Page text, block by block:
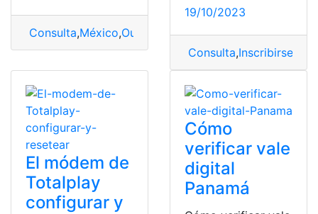
Consulta,México,Oui Oui móvil
19/10/2023
Consulta,Inscribirse
El módem de
Totalplay
configurar y
Cómo
verificar vale
digital
Panamá